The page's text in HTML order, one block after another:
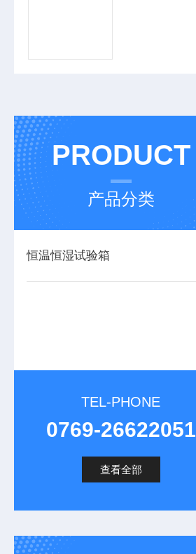
PRODUCT
产品分类
恒温恒湿试验箱
TEL-PHONE
0769-26622051
查看全部